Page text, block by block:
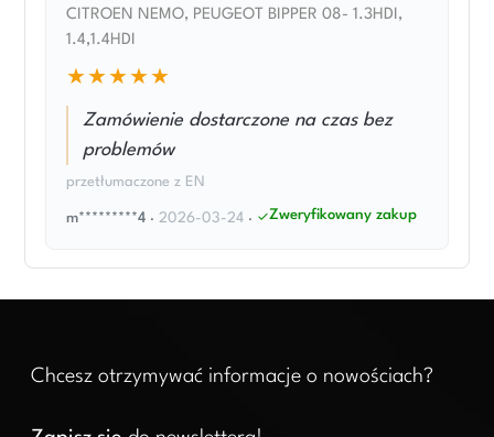
CITROEN NEMO, PEUGEOT BIPPER 08- 1.3HDI,
1.4,1.4HDI
★★★★★
Zamówienie dostarczone na czas bez
problemów
przetłumaczone z EN
m*********4 ·2026-03-24 · Zweryfikowany zakup
Chcesz otrzymywać informacje o nowościach?